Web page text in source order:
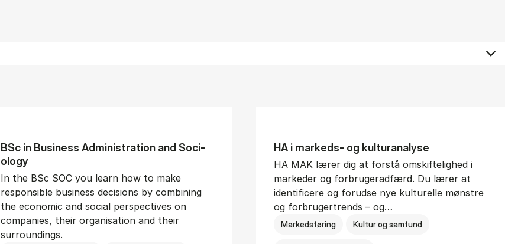
BSc in Busi­ness Ad­min­is­tra­tion and So­ci­
ology
In the BSc SOC you learn how to make
responsible business decisions by combining
the economic and social perspectives on
companies, their organisation and their
surroundings.
HA i mar­keds- og kul­tu­r­a­na­ly­se
HA MAK lærer dig at forstå omskiftelighed i
markeder og forbrugeradfærd. Du lærer at
identificere og forudse nye kulturelle mønstre
og forbrugertrends – og…
Markedsføring Kultur og samfund